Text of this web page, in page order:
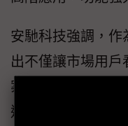
安馳科技強調，作
出不僅讓市場用
案，更能感受到安
造生態系中的關鍵